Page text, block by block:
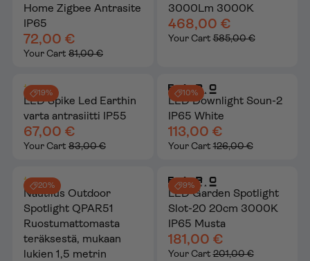
Home Zigbee Antrasite
IP65
72,00 €
Your Cart 81,00 €
3000Lm 3000K
468,00 €
Your Cart585,00 €
19%
LED Spike Led Earthin
varta antrasiitti IP55
67,00 €
Your Cart 83,00 €
10%
LED Downlight Soun-2
IP65 White
113,00 €
Your Cart126,00 €
20%
Nautilus Outdoor
Spotlight QPAR51
Ruostumattomasta
teräksestä, mukaan
lukien 1,5 metrin
9%
LED Garden Spotlight
Slot-20 20cm 3000K
IP65 Musta
181,00 €
Your Cart201,00 €